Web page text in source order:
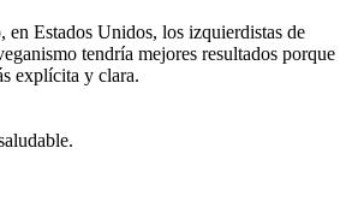
Estados Unidos, los izquierdistas de
tendría mejores resultados porque
explícita y clara.